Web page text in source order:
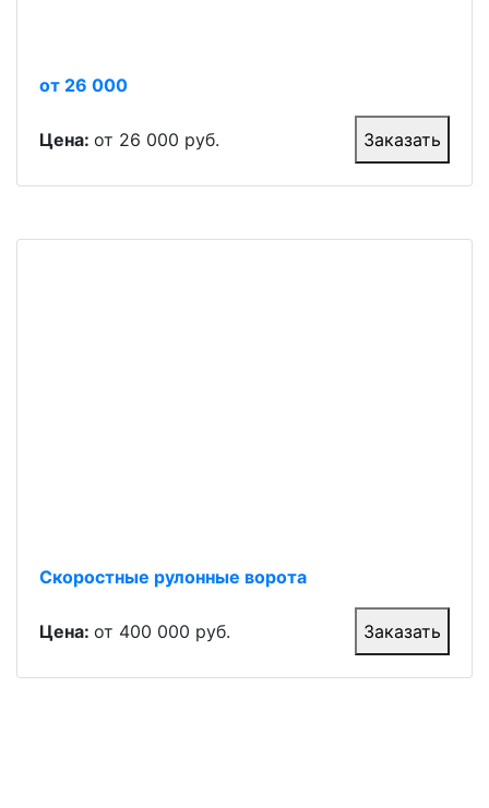
от 26 000
Цена: от 26 000 руб. Заказать
Скоростные рулонные ворота
Цена: от 400 000 руб. Заказать